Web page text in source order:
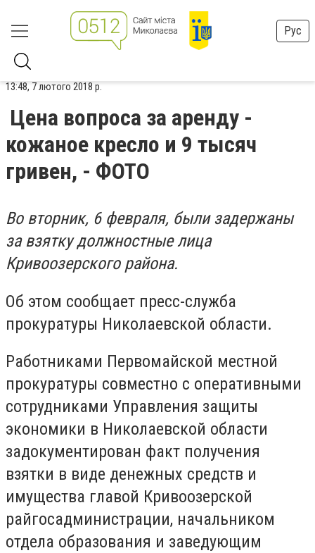
Рус
13:48, 7 лютого 2018 р.
Цена вопроса за аренду -
кожаное кресло и 9 тысяч
гривен, - ФОТО
Во вторник, 6 февраля, были задержаны
за взятку должностные лица
Кривоозерского района.
Об этом сообщает пресс-служба
прокуратуры Николаевской области.
Работниками Первомайской местной
прокуратуры совместно с оперативными
сотрудниками Управления защиты
экономики в Николаевской области
задокументирован факт получения
взятки в виде денежных средств и
имущества главой Кривоозерской
райгосадминистрации, начальником
отдела образования и заведующим